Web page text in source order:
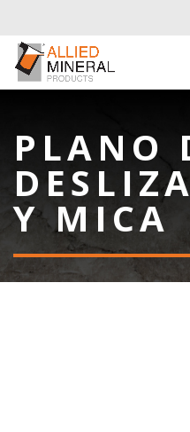
PLANO
Y MICA